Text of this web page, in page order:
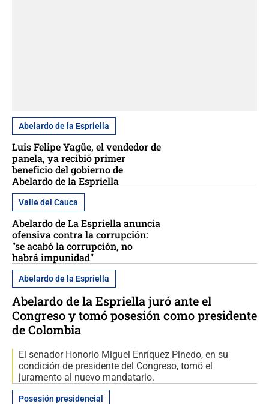
Abelardo de la Espriella
Luis Felipe Yagüe, el vendedor de
panela, ya recibió primer
beneficio del gobierno de
Abelardo de la Espriella
Valle del Cauca
Abelardo de La Espriella anuncia
ofensiva contra la corrupción:
"se acabó la corrupción, no
habrá impunidad"
Abelardo de la Espriella
Abelardo de la Espriella juró ante el
Congreso y tomó posesión como presidente
de Colombia
El senador Honorio Miguel Enríquez Pinedo, en su
condición de presidente del Congreso, tomó el
juramento al nuevo mandatario.
Posesión presidencial